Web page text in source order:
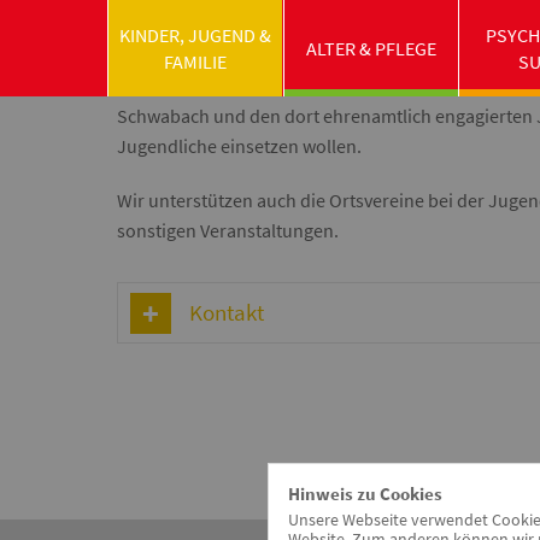
Im Jugendbüro werden Projekte, Aktionen und
und Umgebung geplant und anschließend
Schwabach und den dort ehrenamtlich
Jugendliche einsetzen wollen.
Wir unterstützen auch die Ortsvereine bei der
sonstigen Veranstaltungen.
Kontakt
KINDER, JUGEND &
FAMILIE
ALTER & PFLEGE
Hinweis zu Cookies
Unsere Webseite verwendet